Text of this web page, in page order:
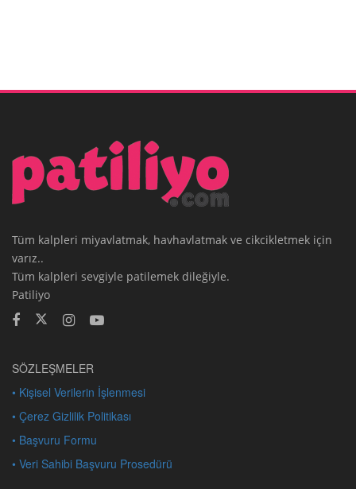
Tüm kalpleri miyavlatmak, havhavlatmak ve cikcikletmek için
varız..
Tüm kalpleri sevgiyle patilemek dileğiyle.
Patiliyo
SÖZLEŞMELER
• Kişisel Verilerin İşlenmesi
• Çerez Gizlilik Politikası
• Başvuru Formu
• Veri Sahibi Başvuru Prosedürü